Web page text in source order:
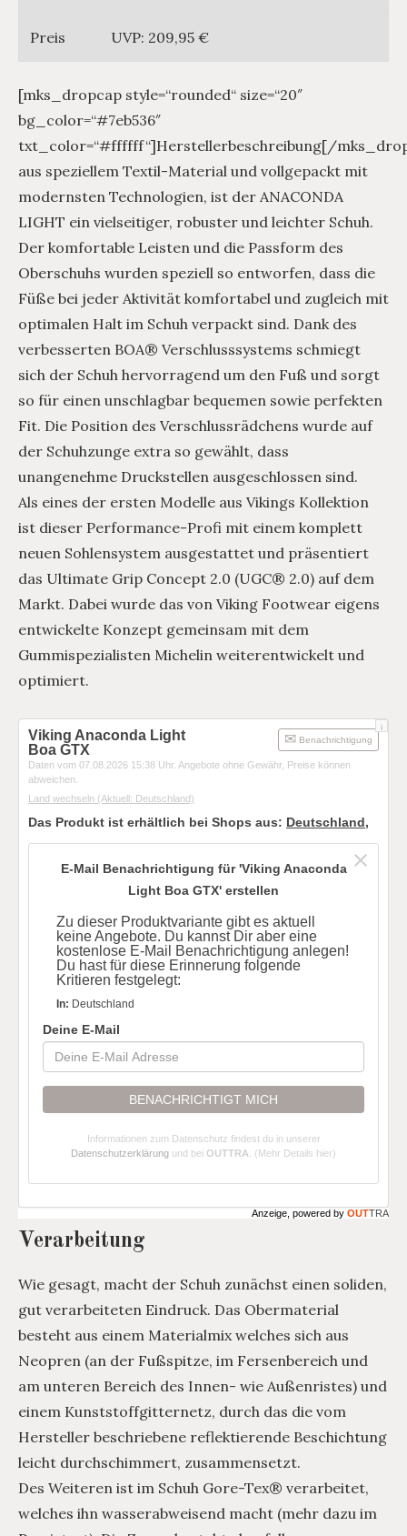
Preis UVP: 209,95 €
[mks_dropcap style=“rounded“ size=“20″
bg_color=“#7eb536″
txt_color=“#ffffff“]Herstellerbeschreibung[/
aus speziellem Textil-Material und vollgepackt mit
modernsten Technologien, ist der ANACONDA
LIGHT ein vielseitiger, robuster und leichter Schuh.
Der komfortable Leisten und die Passform des
Oberschuhs wurden speziell so entworfen, dass die
Füße bei jeder Aktivität komfortabel und zugleich mit
optimalen Halt im Schuh verpackt sind. Dank des
verbesserten BOA® Verschlusssystems schmiegt
sich der Schuh hervorragend um den Fuß und sorgt
so für einen unschlagbar bequemen sowie perfekten
Fit. Die Position des Verschlussrädchens wurde auf
der Schuhzunge extra so gewählt, dass
unangenehme Druckstellen ausgeschlossen sind.
Als eines der ersten Modelle aus Vikings Kollektion
ist dieser Performance-Profi mit einem komplett
neuen Sohlensystem ausgestattet und präsentiert
das Ultimate Grip Concept 2.0 (UGC® 2.0) auf dem
Markt. Dabei wurde das von Viking Footwear eigens
entwickelte Konzept gemeinsam mit dem
Gummispezialisten Michelin weiterentwickelt und
optimiert.
i
Viking Anaconda Light
Boa GTX
Benachrichtigung
Daten vom 07.08.2026 15:38 Uhr. Angebote ohne Gewähr, Preise können
abweichen.
Land wechseln (Aktuell: Deutschland)
Das Produkt ist erhältlich bei Shops aus: Deutschland,
E-Mail Benachrichtigung für 'Viking Anaconda
Light Boa GTX' erstellen
Zu dieser Produktvariante gibt es aktuell
keine Angebote. Du kannst Dir aber eine
kostenlose E-Mail Benachrichtigung anlegen!
Du hast für diese Erinnerung folgende
Kritieren festgelegt:
In: Deutschland
Deine E-Mail
BENACHRICHTIGT MICH
Informationen zum Datenschutz findest du in unserer
Datenschutzerklärung und bei OUTTRA (Mehr Details hier)
Anzeige, powered by OUTTRA
Verarbeitung
Wie gesagt, macht der Schuh zunächst einen soliden,
gut verarbeiteten Eindruck. Das Obermaterial
besteht aus einem Materialmix welches sich aus
Neopren (an der Fußspitze, im Fersenbereich und
am unteren Bereich des Innen- wie Außenristes) und
einem Kunststoffgitternetz, durch das die vom
Hersteller beschriebene reflektierende Beschichtung
leicht durchschimmert, zusammensetzt.
Des Weiteren ist im Schuh Gore-Tex® verarbeitet,
welches ihn wasserabweisend macht (mehr dazu im